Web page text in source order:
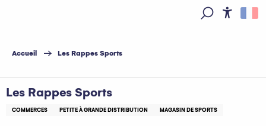
principal
Accueil Les Rappes Sports
Les Rappes Sports
COMMERCES PETITE À GRANDE DISTRIBUTION MAGASIN DE SPORTS